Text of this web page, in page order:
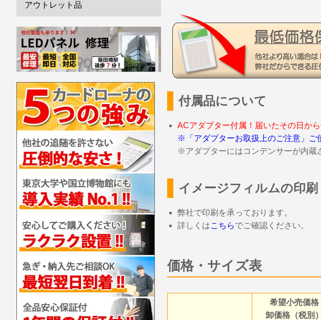
付属品について
ACアダプター付属！届いたその日から
※「アダプターお取扱上のご注意」ご
※アダプターにはコンデンサーが内蔵
イメージフィルムの印
弊社で印刷を承っております。
詳しくはこちらでご確認ください。
価格・サイズ表
希望小売価格
卸価格（税別）
アウトレット品